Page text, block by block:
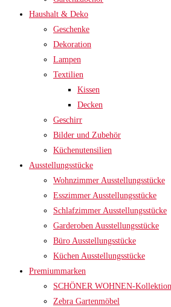
Haushalt & Deko
Geschenke
Dekoration
Lampen
Textilien
Kissen
Decken
Geschirr
Bilder und Zubehör
Küchenutensilien
Ausstellungsstücke
Wohnzimmer Ausstellungsstücke
Esszimmer Ausstellungsstücke
Schlafzimmer Ausstellungsstücke
Garderoben Ausstellungsstücke
Büro Ausstellungsstücke
Küchen Ausstellungsstücke
Premiummarken
SCHÖNER WOHNEN-Kollektion
Zebra Gartenmöbel